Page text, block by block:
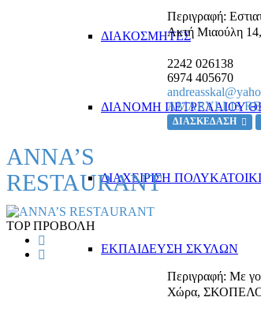
ΔΙΑΚΟΣΜΗΤΕΣ
ΔΙΑΝΟΜΗ ΠΕΤΡΕΛΑΙΟΥ
ΔΙΑΧΕΙΡΙΣΗ
ΕΚΠΑΙΔΕΥΣΗ ΣΚΥΛΩΝ
Περιγραφή:
Ακτή Μιαούλη 14,
2242 026138
6974 405670
AMARYLLIS
ΔΙΑΣΚΕΔΑΣΗ
ANNA’S
RESTAURANT
TOP ΠΡΟΒΟΛΗ
Περιγραφή: Με
Χώρα,